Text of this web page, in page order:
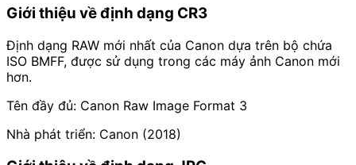
Giới thiệu về định dạng CR3
Định dạng RAW mới nhất của Canon dựa trên bộ chứa
ISO BMFF, được sử dụng trong các máy ảnh Canon mới
hơn.
Tên đầy đủ: Canon Raw Image Format 3
Nhà phát triển: Canon (2018)